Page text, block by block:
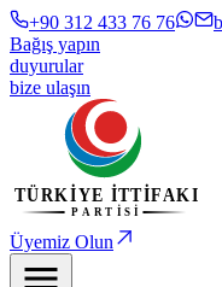
+90 312 433 76 76
Bağış yapın
duyurular
bize ulaşın
Üyemiz Olun